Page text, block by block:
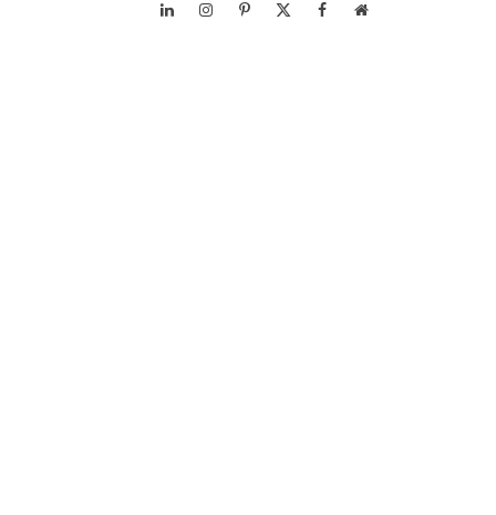
موقع فيسبوك بينتيريستالانستغراملينكدإن